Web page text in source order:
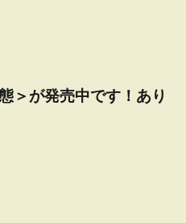
＞が発売中です！あり